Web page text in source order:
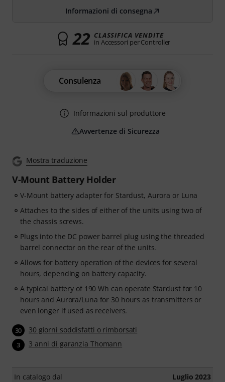
Mostra traduzione
V-Mount Battery Holder
V-Mount battery adapter for Stardust, Aurora or Luna
Attaches to the sides of either of the units using two of
the chassis screws.
Plugs into the DC power barrel plug using the threaded
barrel connector on the rear of the units.
Allows for battery operation of the devices for several
hours, depending on battery capacity.
A typical battery of 190 Wh can operate Stardust for 10
hours and Aurora/Luna for 30 hours as transmitters or
even longer if used as receivers.
30 30 giorni soddisfatti o rimborsati
3 3 anni di garanzia Thomann
In catalogo dal Luglio 2023
Informazioni di consegna
22 CLASSIFICA VENDITE
in Accessori per Controller
Consulenza
Informazioni sul produttore
Avvertenze di Sicurezza